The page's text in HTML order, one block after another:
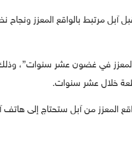
مرتبط بالواقع المعزز ونجاح
في غضون عشر سنوات”، وذلك
خلال عشر سنوات.
المعزز من آبل ستحتاج إلى